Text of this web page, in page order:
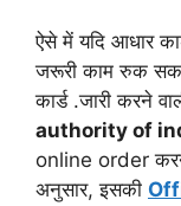
ऐसे में यदि आधार
जरूरी काम रुक
कार्ड .जारी करने
authority of
online order
अनुसार, इसकी